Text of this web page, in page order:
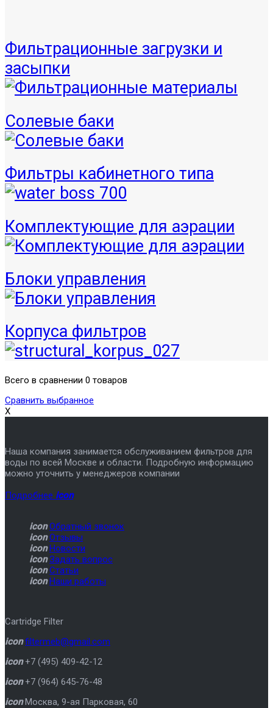
Фильтрационные загрузки и
засыпки
Солевые баки
Фильтры кабинетного типа
Комплектующие для аэрации
Блоки управления
Корпуса фильтров
Всего в сравнении 0 товаров
Сравнить выбранное
X
Наша компания занимается обслуживанием фильтров для
воды по всей Москве и области. Подробную информацию
можно уточнить у менеджеров компании
Подробнее icon
icon Обратный звонок
icon Отзывы
icon Новости
icon Задать вопрос
icon Статьи
icon Наши работы
Cartridge Filter
icon filtermeb@gmail.com
icon +7 (495) 409-42-12
icon +7 (964) 645-76-48
icon Москва, 9-ая Парковая, 60